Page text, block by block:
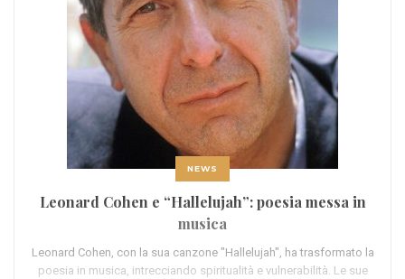
NEWS
Leonard Cohen e “Hallelujah”: poesia messa in
musica
Leonard Cohen, con la sua canzone "Hallelujah", ha trasformato la
poesia in musica, intrecciando spiritualità e vulnerabilità. Le sue